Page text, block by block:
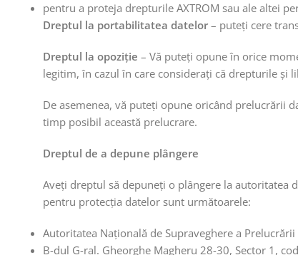
pentru a proteja drepturile AXTROM sau ale altei
Dreptul la portabilitatea datelor – puteți cere
Dreptul la opoziție – Vă puteți opune în orice
legitim, în cazul în care considerați că drepturile și
De asemenea, vă puteți opune oricând prelucrării
timp posibil această prelucrare.
Dreptul de a depune plângere
Aveți dreptul să depuneți o plângere la autoritatea
pentru protecția datelor sunt următoarele:
Autoritatea Națională de Supraveghere a
B-dul G-ral. Gheorghe Magheru 28-30, Sector 1,